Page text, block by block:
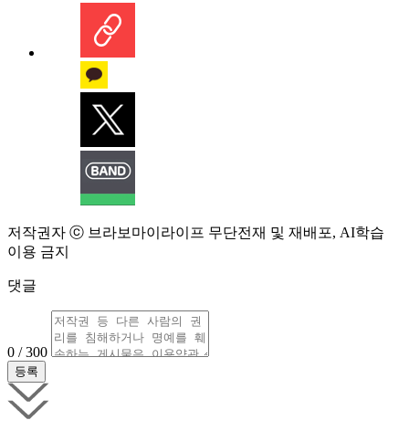
저작권자 ⓒ 브라보마이라이프 무단전재 및 재배포, AI학습
이용 금지
댓글
0 / 300